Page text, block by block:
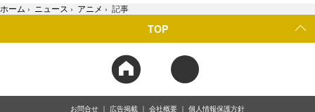
ホーム › ニュース › アニメ › 記事
TOP
お問合せ 広告掲載 会社概要 個人情報保護方針